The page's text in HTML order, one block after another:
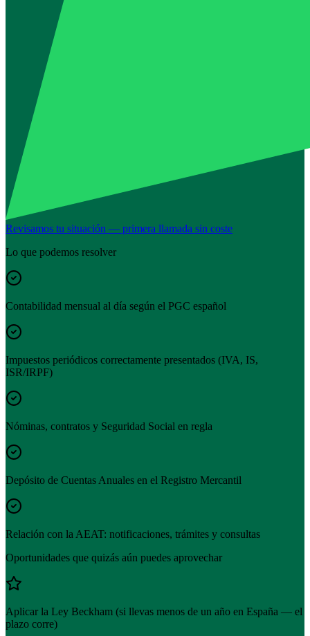
Revisamos tu situación — primera llamada sin coste
Lo que podemos resolver
Contabilidad mensual al día según el PGC español
Impuestos periódicos correctamente presentados (IVA, IS,
ISR/IRPF)
Nóminas, contratos y Seguridad Social en regla
Depósito de Cuentas Anuales en el Registro Mercantil
Relación con la AEAT: notificaciones, trámites y consultas
Oportunidades que quizás aún puedes aprovechar
Aplicar la Ley Beckham (si llevas menos de un año en España — el
plazo corre)